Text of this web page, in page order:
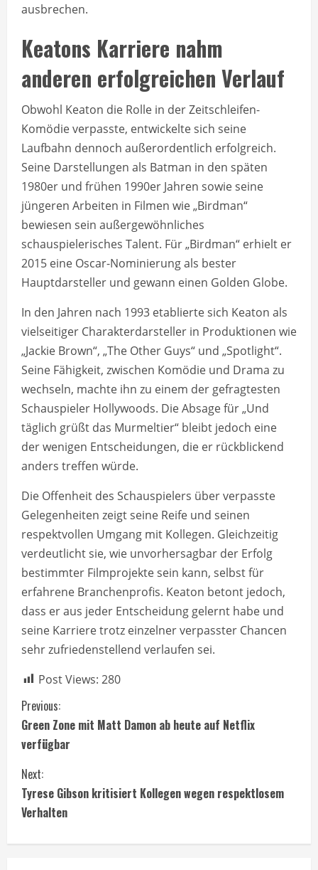
ausbrechen.
Keatons Karriere nahm
anderen erfolgreichen Verlauf
Obwohl Keaton die Rolle in der Zeitschleifen-
Komödie verpasste, entwickelte sich seine
Laufbahn dennoch außerordentlich erfolgreich.
Seine Darstellungen als Batman in den späten
1980er und frühen 1990er Jahren sowie seine
jüngeren Arbeiten in Filmen wie „Birdman“
bewiesen sein außergewöhnliches
schauspielerisches Talent. Für „Birdman“ erhielt er
2015 eine Oscar-Nominierung als bester
Hauptdarsteller und gewann einen Golden Globe.
In den Jahren nach 1993 etablierte sich Keaton als
vielseitiger Charakterdarsteller in Produktionen wie
„Jackie Brown“, „The Other Guys“ und „Spotlight“.
Seine Fähigkeit, zwischen Komödie und Drama zu
wechseln, machte ihn zu einem der gefragtesten
Schauspieler Hollywoods. Die Absage für „Und
täglich grüßt das Murmeltier“ bleibt jedoch eine
der wenigen Entscheidungen, die er rückblickend
anders treffen würde.
Die Offenheit des Schauspielers über verpasste
Gelegenheiten zeigt seine Reife und seinen
respektvollen Umgang mit Kollegen. Gleichzeitig
verdeutlicht sie, wie unvorhersagbar der Erfolg
bestimmter Filmprojekte sein kann, selbst für
erfahrene Branchenprofis. Keaton betont jedoch,
dass er aus jeder Entscheidung gelernt habe und
seine Karriere trotz einzelner verpasster Chancen
sehr zufriedenstellend verlaufen sei.
Post Views: 280
C
o
n
t
Previous:
Green Zone mit Matt Damon ab heute auf Netflix
verfügbar
Next:
Tyrese Gibson kritisiert Kollegen wegen respektlosem
Verhalten